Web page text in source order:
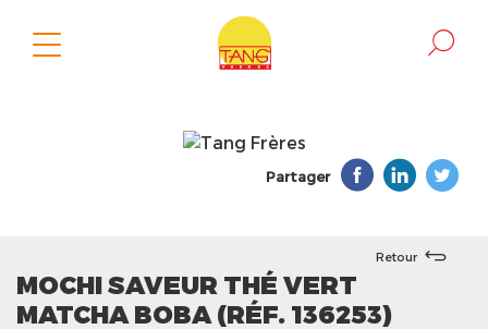
Partager
Retour
MOCHI SAVEUR THÉ VERT
MATCHA BOBA (RÉF. 136253)